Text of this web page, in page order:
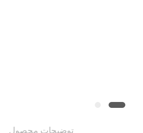
توضیحات محصول